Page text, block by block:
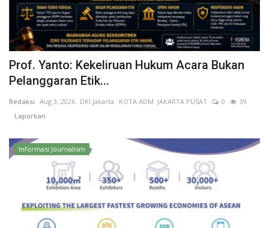
Prof. Yanto: Kekeliruan Hukum Acara Bukan
Pelanggaran Etik...
Redaksi Aug 3, 2026 DKI Jakarta KOTA ADM. JAKARTA PUSAT 0
39
Laporkan
Informasi Journalism